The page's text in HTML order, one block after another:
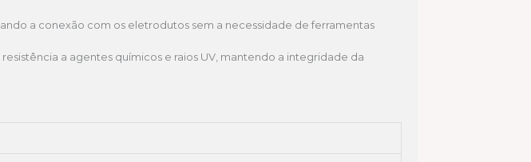
a conexão com os eletrodutos sem a necessidade de ferramentas
a agentes químicos e raios UV, mantendo a integridade da